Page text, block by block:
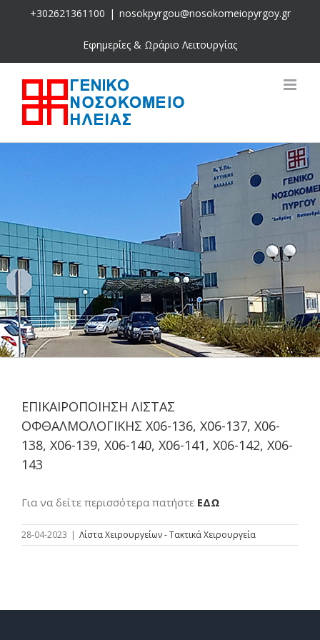
+302621361100 | nosokpyrgou@nosokomeiopyrgoy.gr
Εφημερίες & Ωράριο Λειτουργίας
ΕΠΙΚΑΙΡΟΠΟΙΗΣΗ ΛΙΣΤΑΣ
ΟΦΘΑΛΜΟΛΟΓΙΚΗΣ Χ06-136, Χ06-137, Χ06-
138, Χ06-139, Χ06-140, Χ06-141, Χ06-142, Χ06-
143
Για να δείτε περισσότερα πατήστε ΕΔΩ
28-04-2023 | Λίστα Χειρουργείων - Τακτικά Χειρουργεία